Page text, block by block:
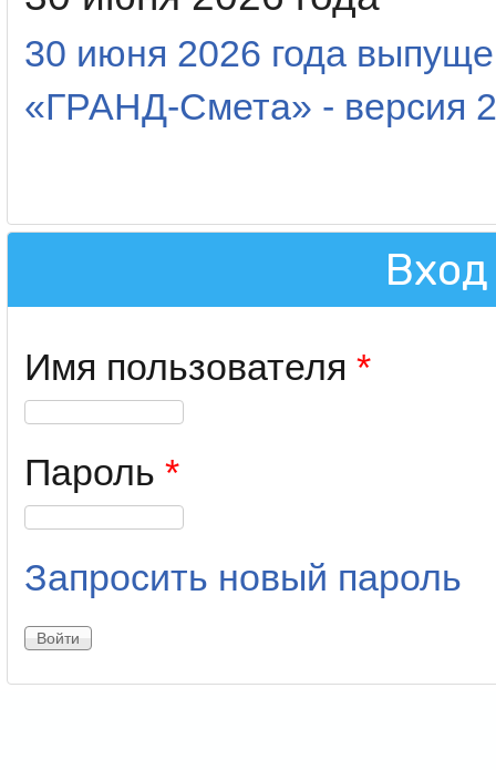
30 июня 2026 года
«ГРАНД-Смета» - версия
Имя пользователя *
Пароль *
Запросить новый пароль